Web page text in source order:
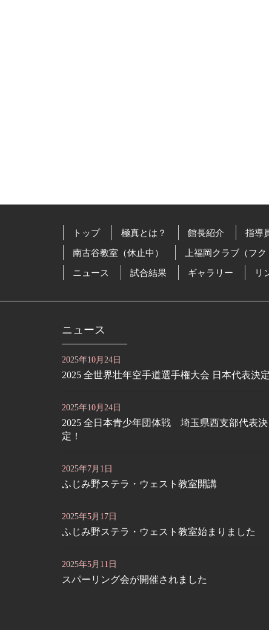
トップ 極真とは？ 館長紹介 指導
南古谷教室（休止中）
上福岡クラブ（フ
ニュース
試合結果 ギャラリー リ
ニュース
2025年10月24日
2025 全世界壮年空手道選手権大会 日本代表決定
2025年10月24日
2025 全日本青少年団体戦 埼玉県西支部代表決
定！
2025年7月1日
ふじみ野ステラ・ウェスト教室開講
2025年5月17日
ふじみ野ステラ・ウェスト教室始まりました
2025年5月11日
スパーリング会が開催されました